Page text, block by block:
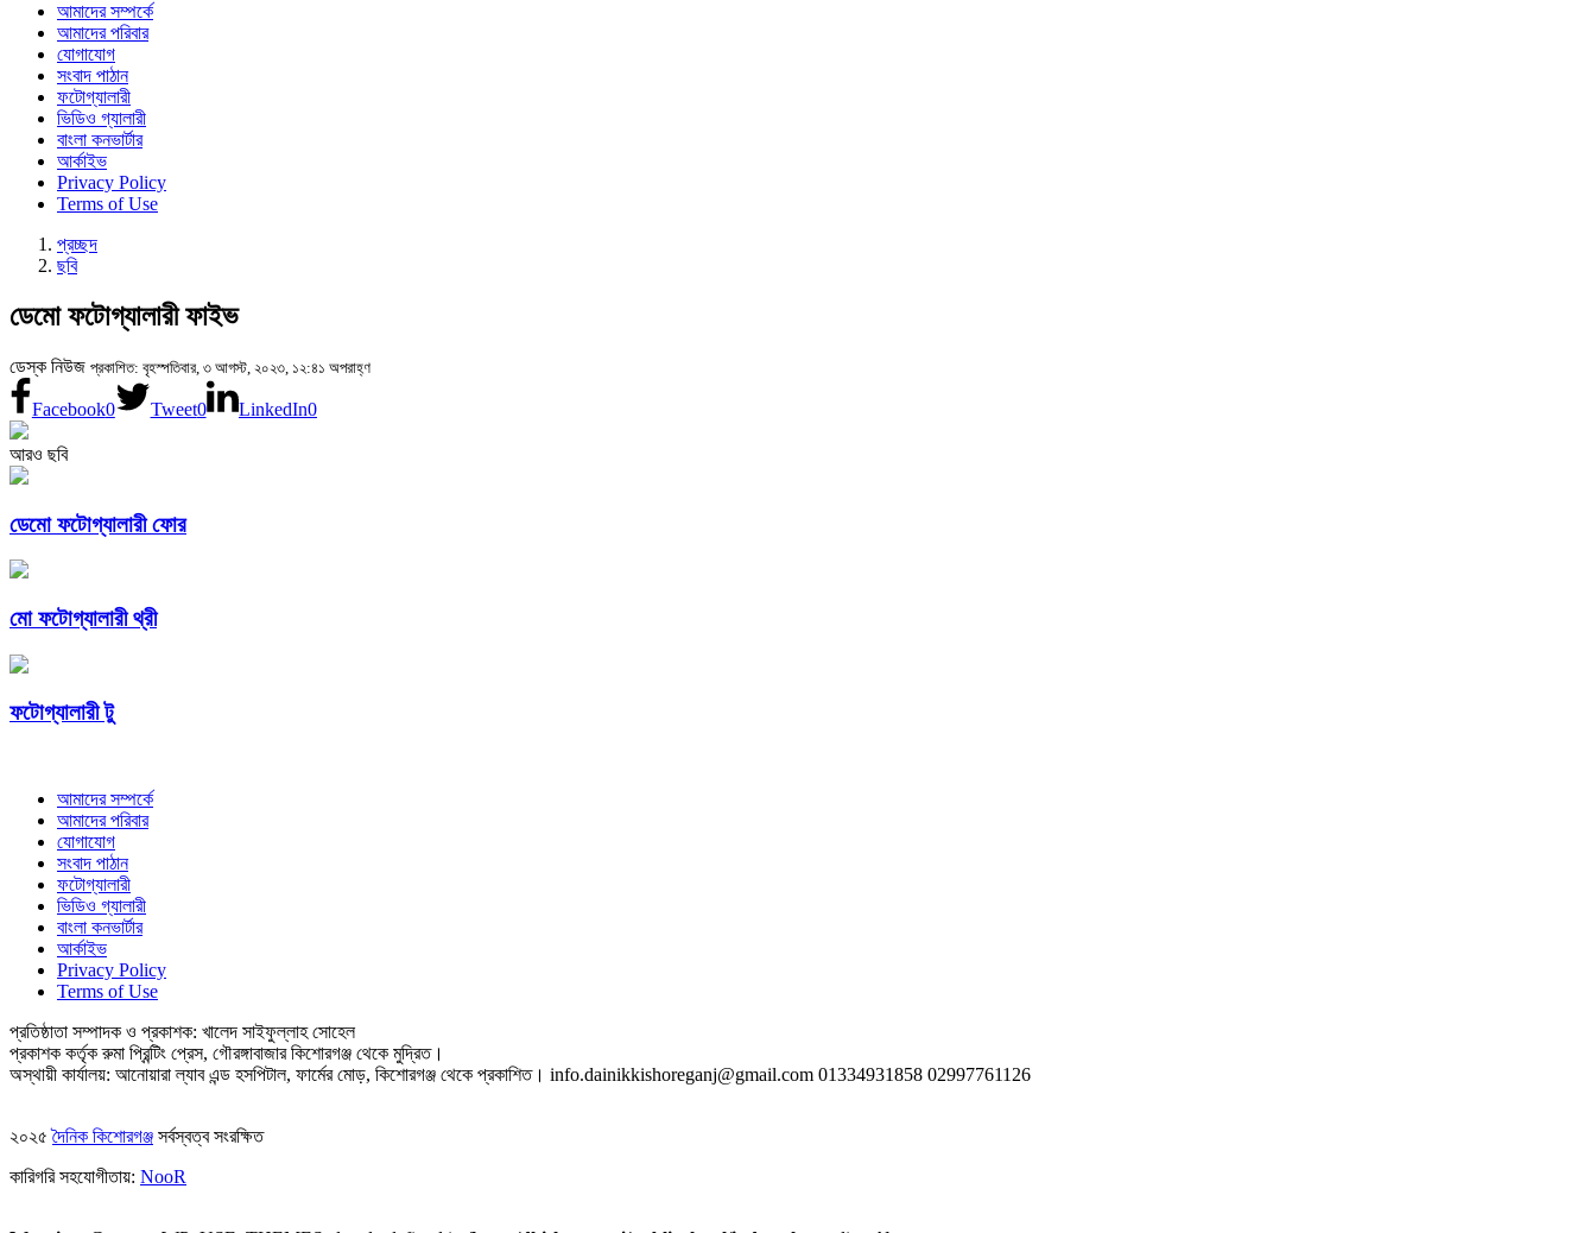
আমাদের সম্পর্কে
আমাদের পরিবার
যোগাযোগ
সংবাদ পাঠান
ফটোগ্যালারী
ভিডিও গ্যালারী
বাংলা কনভার্টার
আর্কাইভ
Privacy Policy
Terms of Use
প্রচ্ছদ
ছবি
ডেমো ফটোগ্যালারী ফাইভ
ডেস্ক নিউজ প্রকাশিত: বৃহস্পতিবার, ৩ আগস্ট, ২০২৩, ১২:৪১ অপরাহ্ণ
Facebook0 Tweet0 LinkedIn0
আরও ছবি
ডেমো ফটোগ্যালারী ফোর
মো ফটোগ্যালারী থ্রী
ফটোগ্যালারী টু
আমাদের সম্পর্কে
আমাদের পরিবার
যোগাযোগ
সংবাদ পাঠান
ফটোগ্যালারী
ভিডিও গ্যালারী
বাংলা কনভার্টার
আর্কাইভ
Privacy Policy
Terms of Use
প্রতিষ্ঠাতা সম্পাদক ও প্রকাশক: খালেদ সাইফুল্লাহ সোহেল
প্রকাশক কর্তৃক রুমা প্রিন্টিং প্রেস, গৌরঙ্গাবাজার কিশোরগঞ্জ থেকে মুদ্রিত।
অস্থায়ী কার্যালয়: আনোয়ারা ল্যাব এন্ড হসপিটাল, ফার্মের মোড়, কিশোরগঞ্জ থেকে প্রকাশিত। info.dainikkishoreganj@gmail.com 01334931858 02997761126
২০২৫দৈনিক কিশোরগঞ্জ সর্বস্বত্ব সংরক্ষিত
কারিগরি সহযোগীতায়: NooR